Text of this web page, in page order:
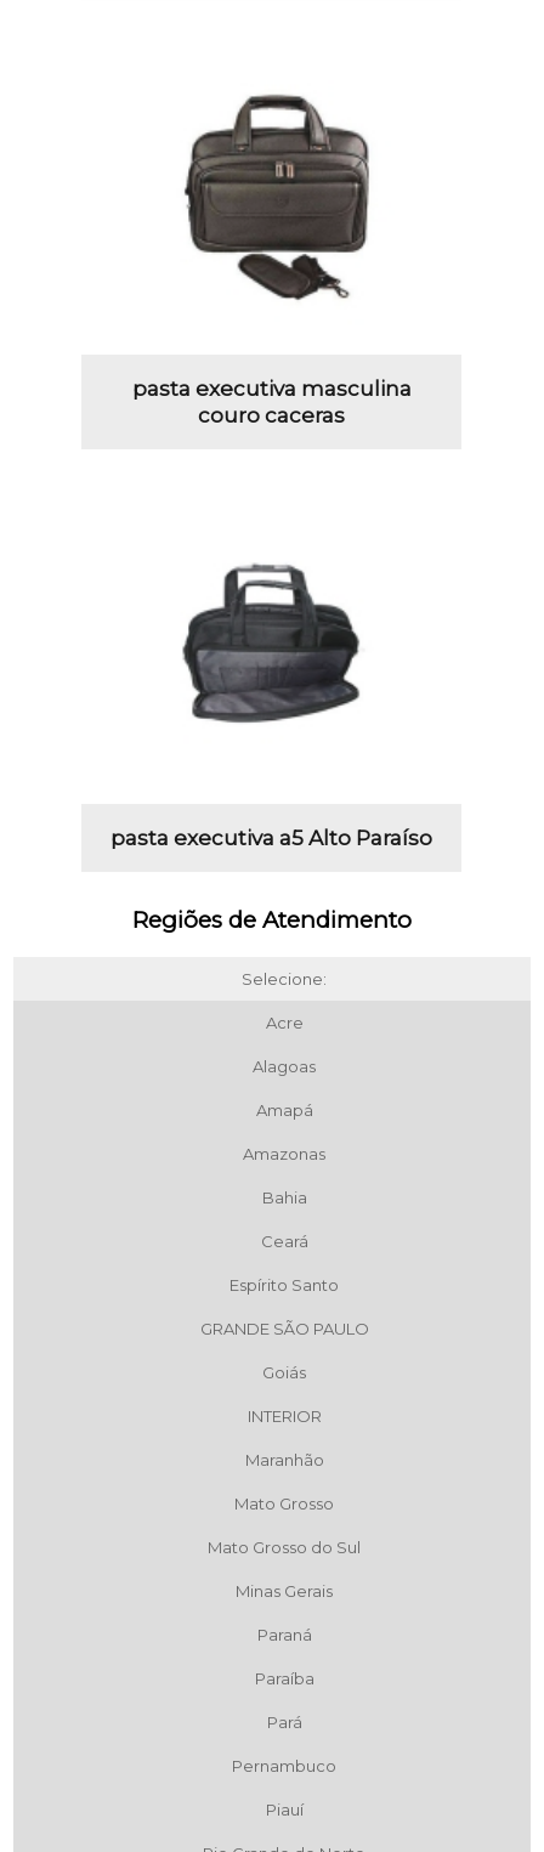
pasta executiva masculina
couro caceras
pasta executiva a5 Alto Paraíso
Regiões de Atendimento
Selecione:
Acre
Alagoas
Amapá
Amazonas
Bahia
Ceará
Espírito Santo
GRANDE SÃO PAULO
Goiás
INTERIOR
Maranhão
Mato Grosso
Mato Grosso do Sul
Minas Gerais
Paraná
Paraíba
Pará
Pernambuco
Piauí